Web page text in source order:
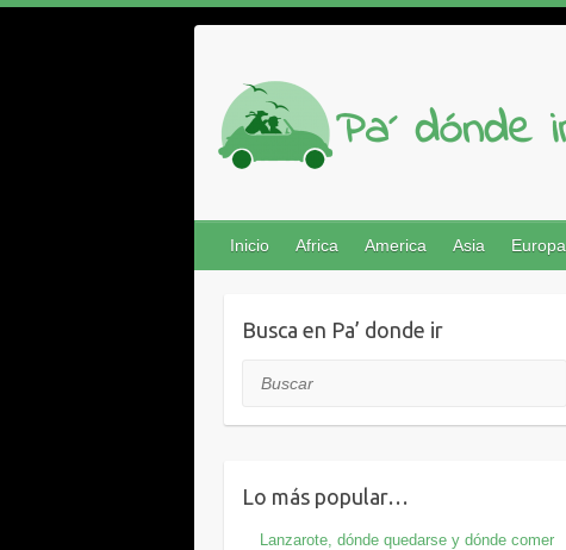
Inicio Africa America Asia Europa
Busca en Pa’ donde ir
Buscar
Lo más popular…
Lanzarote, dónde quedarse y dónde comer